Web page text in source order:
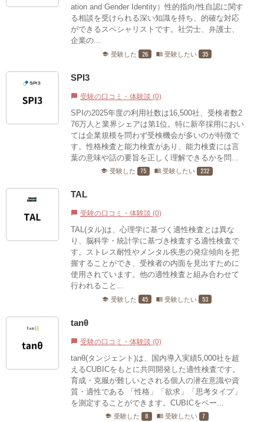
ation and Gender Identity）性的指向/性自認に関す
る相談を受けられる深い知識を持ち、的確な対応
ができるスペシャリストです。社労士、弁護士、
企業の...
school 受験した 26 menu_book 受験したい 35
SPI3
chat_bubble 受験の口コミ・体験談 (0)
SPIの2025年度の利用社数は16,500社、受検者数2
76万人と業界シェアは第1位。特に新卒採用におい
ては企業規模を問わず受検機会が多いのが特徴で
す。性格検査と能力検査があり、能力検査には言
葉の意味や話の要旨を正しく理解できるかを問...
school 受験した 75 menu_book 受験したい 232
TAL
chat_bubble 受験の口コミ・体験談 (0)
TAL(タル)は、心理学に基づく適性検査とは異な
り、脳科学・統計学に基づき検査する適性検査で
す。ストレス耐性やメンタル疾患の発症傾向を把
握することができ、受検者の内面を見出すために
使用されています。他の適性検査と組み合わせて
行われること...
school 受験した 45 menu_book 受験したい 53
tanθ
chat_bubble 受験の口コミ・体験談 (0)
tanθ(タンジェント)は、国内導入実績5,000社を超
えるCUBICをもとに共同開発した適性検査です。
育成・克服が難しいとされる個人の潜在意識や資
質・適性である 「性格」「欲求」「思考タイプ」
を測定することができます。CUBICをベー...
school 受験した 8 menu_book 受験したい 7